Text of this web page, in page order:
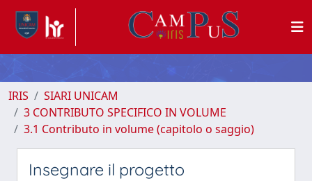
IRIS
SIARI UNICAM
3 CONTRIBUTO SPECIFICO IN VOLUME
3.1 Contributo in volume (capitolo o saggio)
Insegnare il progetto